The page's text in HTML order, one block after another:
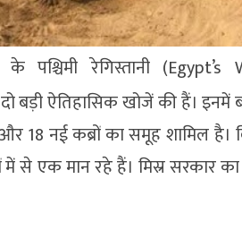
के पश्चिमी रेगिस्तानी
बड़ी ऐतिहासिक खोजें की हैं। इनमें
18 नई कब्रों का समूह शामिल है।
में से एक मान रहे हैं। मिस्र सरकार